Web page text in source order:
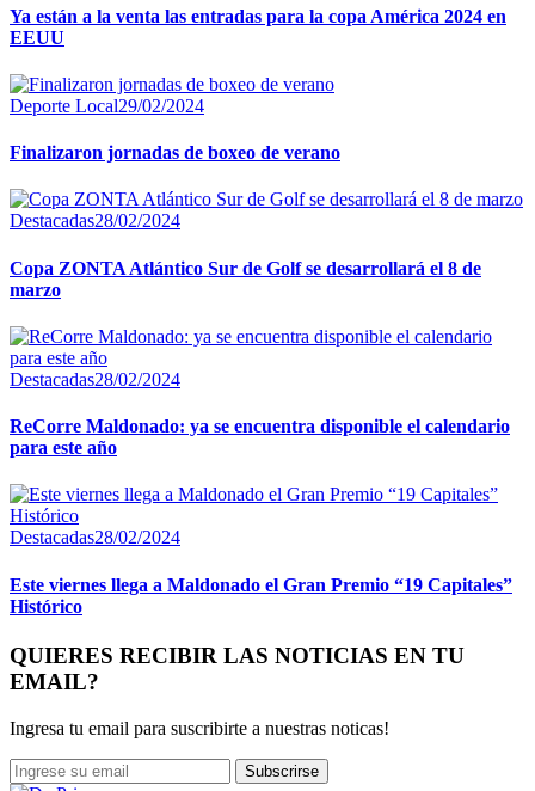
Ya están a la venta las entradas para la copa América 2024 en
EEUU
Deporte Local29/02/2024
Finalizaron jornadas de boxeo de verano
Destacadas28/02/2024
Copa ZONTA Atlántico Sur de Golf se desarrollará el 8 de
marzo
Destacadas28/02/2024
ReCorre Maldonado: ya se encuentra disponible el calendario
para este año
Destacadas28/02/2024
Este viernes llega a Maldonado el Gran Premio “19 Capitales”
Histórico
QUIERES RECIBIR LAS NOTICIAS EN TU
EMAIL?
Ingresa tu email para suscribirte a nuestras noticas!
Subscrirse